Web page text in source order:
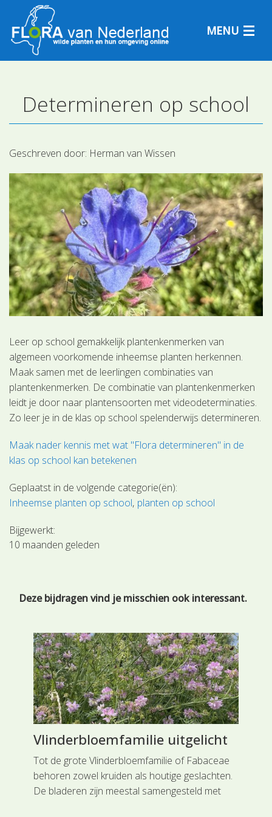
MENU
Plantensoorten
Plantengemeenschappen
Determineren
Determineren op school
Geschreven door: Herman van Wissen
Leer op school gemakkelijk plantenkenmerken van
algemeen voorkomende inheemse planten herkennen.
Maak samen met de leerlingen combinaties van
plantenkenmerken. De combinatie van plantenkenmerken
leidt je door naar plantensoorten met videodeterminaties.
Zo leer je in de klas op school spelenderwijs determineren.
Maak nader kennis met wat "Flora determineren" in de
klas op school kan betekenen
Geplaatst in de volgende categorie(ën):
Inheemse planten op school planten op school
Bijgewerkt:
10 maanden geleden
Deze bijdragen vind je misschien ook interessant.
Vlinderbloemfamilie uitgelicht
Tot de grote Vlinderbloemfamilie of Fabaceae
behoren zowel kruiden als houtige geslachten.
De bladeren zijn meestal samengesteld met